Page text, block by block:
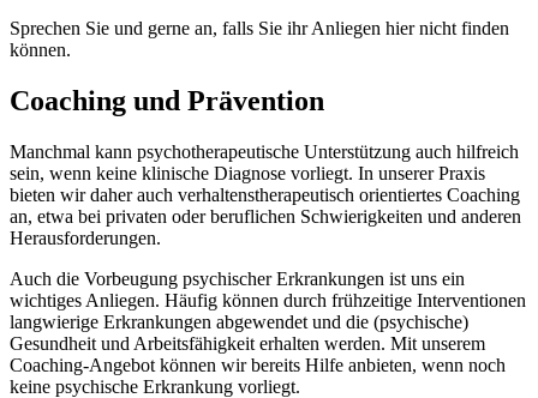
Sprechen Sie und gerne an, falls Sie ihr Anliegen hier nicht finden
können.
Coaching und Prävention
Manchmal kann psychotherapeutische Unterstützung auch hilfreich
sein, wenn keine klinische Diagnose vorliegt. In unserer Praxis
bieten wir daher auch verhaltenstherapeutisch orientiertes Coaching
an, etwa bei privaten oder beruflichen Schwierigkeiten und anderen
Herausforderungen.
Auch die Vorbeugung psychischer Erkrankungen ist uns ein
wichtiges Anliegen. Häufig können durch frühzeitige Interventionen
langwierige Erkrankungen abgewendet und die (psychische)
Gesundheit und Arbeitsfähigkeit erhalten werden. Mit unserem
Coaching-Angebot können wir bereits Hilfe anbieten, wenn noch
keine psychische Erkrankung vorliegt.